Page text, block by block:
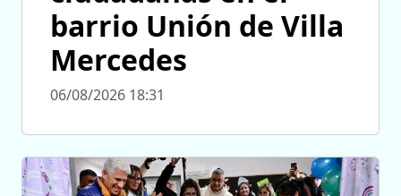
barrio Unión de Villa
Mercedes
06/08/2026 18:31